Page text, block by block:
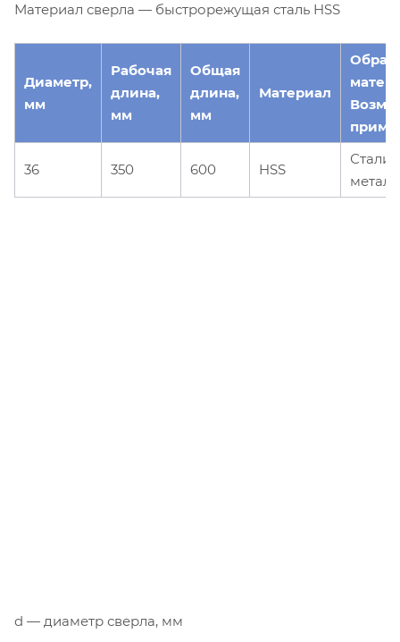
Материал сверла — быстрорежущая сталь HSS
Диаметр,
мм
Рабочая
длина,
мм
Общая
длина,
мм
Материал
36 350 600 HSS
Стали,
d — диаметр сверла, мм